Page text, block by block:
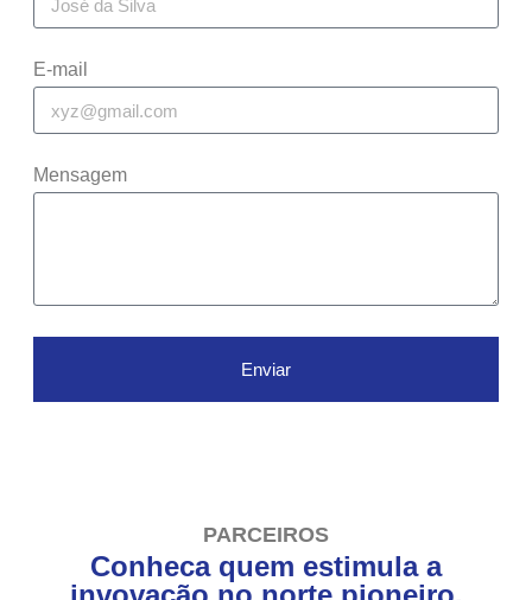
E-mail
Mensagem
Enviar
PARCEIROS
Conheca quem estimula a